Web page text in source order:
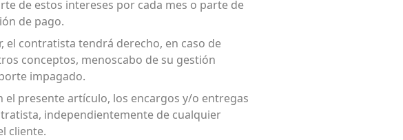
de estos intereses por cada mes o parte de
de pago.
el contratista tendrá derecho, en caso de
conceptos, menoscabo de su gestión
impagado.
el presente artículo, los encargos y/o entregas
independientemente de cualquier
cliente.